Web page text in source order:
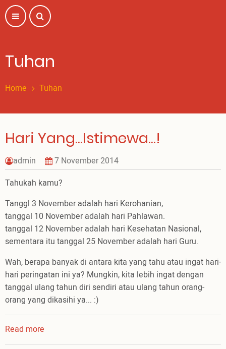
Skip
to
main
Tuhan
Home Tuhan
Hari Yang...Istimewa...!
admin
7 November 2014
Tahukah kamu?
Tanggl 3 November adalah hari Kerohanian,
tanggal 10 November adalah hari Pahlawan.
tanggal 12 November adalah hari Kesehatan Nasional,
sementara itu tanggal 25 November adalah hari Guru.
Wah, berapa banyak di antara kita yang tahu atau ingat hari-
hari peringatan ini ya? Mungkin, kita lebih ingat dengan
tanggal ulang tahun diri sendiri atau ulang tahun orang-
orang yang dikasihi ya... :)
Read more
Hari